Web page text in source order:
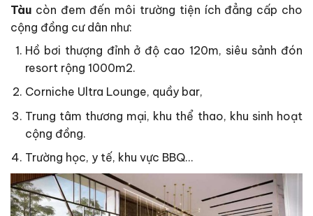
Tàu còn đem đến môi trường tiện ích đẳng cấp cho
cộng đồng cư dân như:
Hồ bơi thượng đỉnh ở độ cao 120m, siêu sảnh đón
resort rộng 1000m2.
Corniche Ultra Lounge, quầy bar,
Trung tâm thương mại, khu thể thao, khu sinh hoạt
cộng đồng.
Trường học, y tế, khu vực BBQ…